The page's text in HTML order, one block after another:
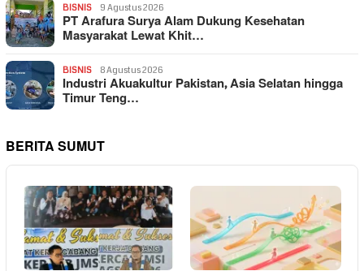
BISNIS 9 Agustus 2026
PT Arafura Surya Alam Dukung Kesehatan
Masyarakat Lewat Khit…
BISNIS 8 Agustus 2026
Industri Akuakultur Pakistan, Asia Selatan hingga
Timur Teng…
BERITA SUMUT